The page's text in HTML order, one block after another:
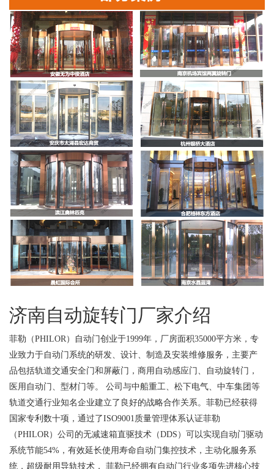
济南自动旋转门厂家介绍
菲勒（PHILOR）自动门创业于1999年，厂房面积35000平方米，专
业致力于自动门系统的研发、设计、制造及安装维修服务，主要产
品包括轨道交通安全门和屏蔽门，商用自动感应门、自动旋转门，
医用自动门、型材门等。 公司与中船重工、松下电气、中车集团等
轨道交通行业知名企业建立了良好的战略合作关系。菲勒已经获得
国家专利数十项，通过了ISO9001质量管理体系认证菲勒
（PHILOR）公司的无减速箱直驱技术（DDS）可以实现自动门驱动
系统节能54%，有效延长使用寿命自动门集控技术，主动化服务系
统，超级耐用导轨技术， 菲勒已经拥有自动门行业多项先进核心技